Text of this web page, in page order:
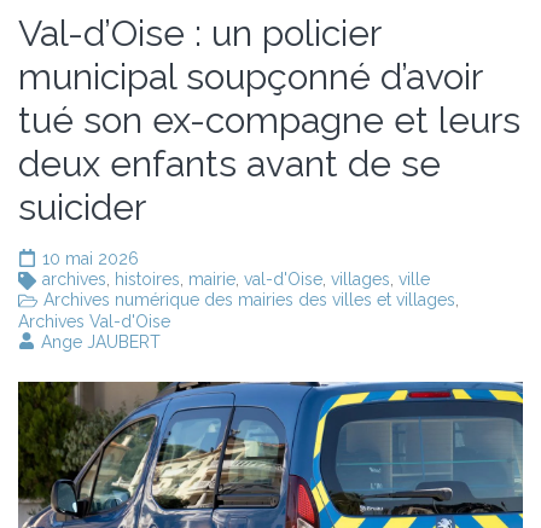
Val-d’Oise : un policier
municipal soupçonné d’avoir
tué son ex-compagne et leurs
deux enfants avant de se
suicider
10 mai 2026
archives
histoires mairie val-d'Oise villages ville
Archives numérique des mairies des villes et villages
Archives Val-d'Oise
Ange JAUBERT